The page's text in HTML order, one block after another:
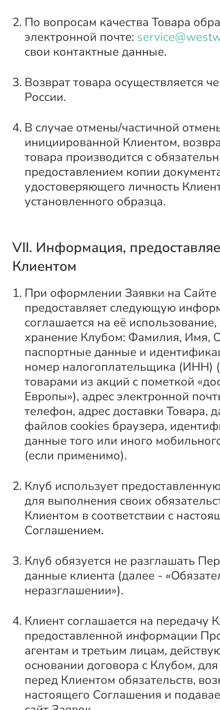
По вопросам качества Товара
электронной почте:
свои контактные данные.
Возврат товара осуществляется
России.
В случае отмены/частичной
инициированной Клиентом,
товара производится с
предоставлением копии
удостоверяющего личность
установленного образца.
VII. Информация,
Клиентом
При оформлении Заявки на Сайте
предоставляет следующую
соглашается на её
хранение Клубом: Фамилия, Имя,
паспортные данные и
номер налогоплательщика (ИНН)
товарами из акций с пометкой
Европы»), адрес электронной
телефон, адрес доставки Товара,
файлов cookies браузера,
данные того или иного
(если применимо).
Клуб использует
для выполнения своих
Клиентом в соответствии с
Соглашением.
Клуб обязуется не разглашать
данные клиента (далее -
неразглашении»).
Клиент соглашается на передачу
предоставленной информации
агентам и третьим лицам,
основании договора с Клубом,
перед Клиентом обязательств,
настоящего Соглашения и